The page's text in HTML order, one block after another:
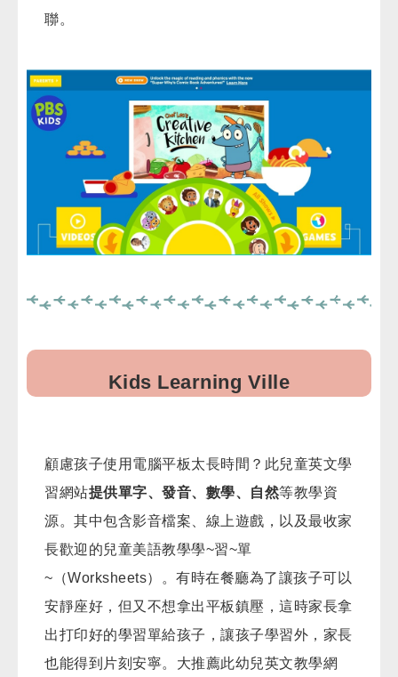
聯。
Kids Learning Ville
顧慮孩子使用電腦平板太長時間？此兒童英文學
習網站提供單字、發音、數學、自然等教學資
源。其中包含影音檔案、線上遊戲，以及最收家
長歡迎的兒童美語教學學~習~單
~（Worksheets）。有時在餐廳為了讓孩子可以
安靜座好，但又不想拿出平板鎮壓，這時家長拿
出打印好的學習單給孩子，讓孩子學習外，家長
也能得到片刻安寧。大推薦此幼兒英文教學網